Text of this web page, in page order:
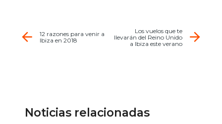
12 razones para venir a
Ibiza en 2018
Los vuelos que te
llevarán del Reino Unido
a Ibiza este verano
Noticias relacionadas